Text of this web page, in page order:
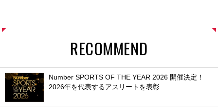
RECOMMEND
Number SPORTS OF THE YEAR 2026 開催決定！
2026年を代表するアスリートを表彰